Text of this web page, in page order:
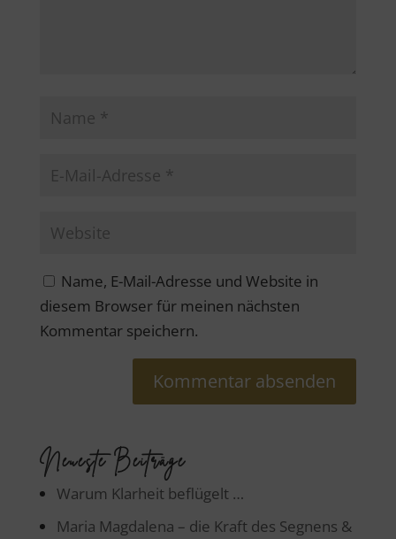
Name, E-Mail-Adresse und Website in
diesem Browser für meinen nächsten
Kommentar speichern.
Neueste Beiträge
Warum Klarheit beflügelt …
Maria Magdalena – die Kraft des Segnens &